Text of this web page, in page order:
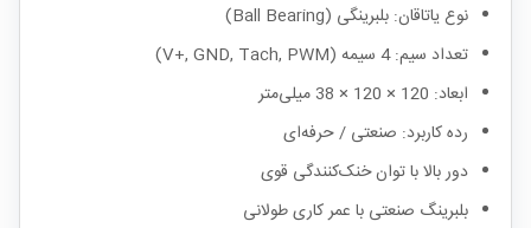
نوع یاتاقان: بلبرینگی (Ball Bearing)
تعداد سیم: 4 سیمه (V+, GND, Tach, PWM)
ابعاد: 120 × 120 × 38 میلی‌متر
رده کاربرد: صنعتی / حرفه‌ای
دور بالا با توان خنک‌کنندگی قوی
بلبرینگ صنعتی با عمر کاری طولانی